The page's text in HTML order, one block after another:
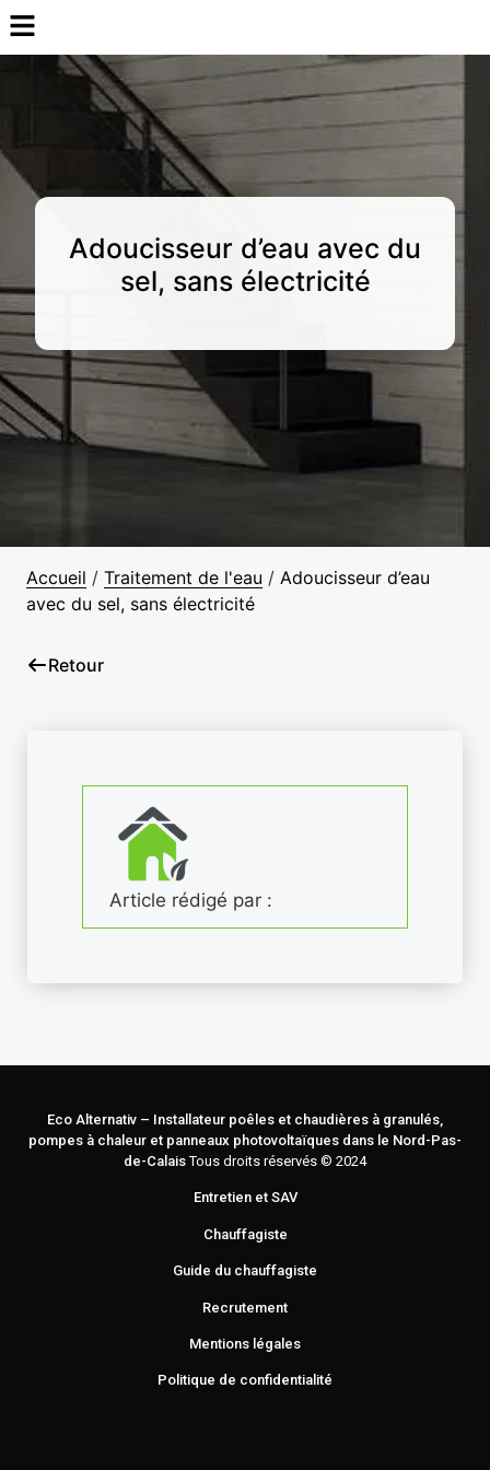
Adoucisseur d’eau avec du
sel, sans électricité
Accueil / Traitement de l'eau / Adoucisseur d’eau
avec du sel, sans électricité
Retour
Article rédigé par :
Eco Alternativ – Installateur poêles et chaudières à granulés,
pompes à chaleur et panneaux photovoltaïques dans le Nord-Pas-
de-CalaisTous droits réservés © 2024
Entretien et SAV
Chauffagiste
Guide du chauffagiste
Recrutement
Mentions légales
Politique de confidentialité